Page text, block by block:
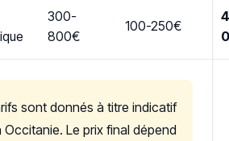
300-
800€
100-250€
sont donnés à titre indicatif
Occitanie. Le prix final dépend